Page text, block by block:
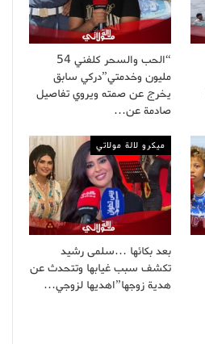
“الحب والسحر كلفني 54
مليون وخدمتي”دركي سابق
يخرج عن صمته ويروي تفاصيل
صادمة عن…
ميكرو لالة مولاتي
بعد بكائها …سلمى رشيد
تكشف سبب غيابها وتتحدث عن
هدية زوجها”اهديها لزوجي…